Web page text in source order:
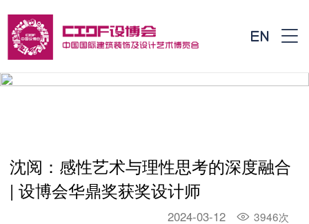


沈阅：感性艺术与理性思考的深度融合
| 设博会华鼎奖获奖设计师
2024-03-12  3946次